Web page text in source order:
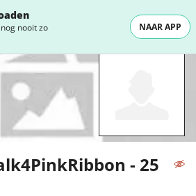
nooit zo
NAAR APP
- 25